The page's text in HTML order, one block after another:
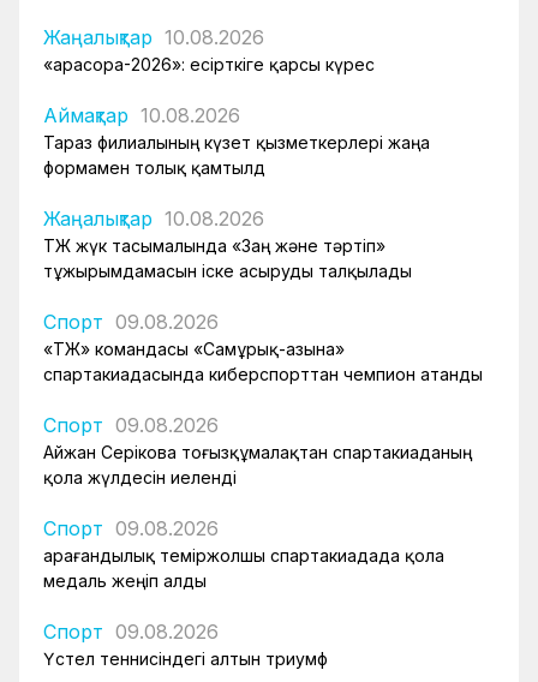
Жаңалықтар 10.08.2026
«Қарасора-2026»: есірткіге қарсы күрес
Аймақтар 10.08.2026
Тараз филиалының күзет қызметкерлері жаңа
формамен толық қамтылд
Жаңалықтар 10.08.2026
ҚТЖ жүк тасымалында «Заң және тәртіп»
тұжырымдамасын іске асыруды талқылады
Спорт 09.08.2026
«ҚТЖ» командасы «Самұрық-Қазына»
спартакиадасында киберспорттан чемпион атанды
Спорт 09.08.2026
Айжан Серікова тоғызқұмалақтан спартакиаданың
қола жүлдесін иеленді
Спорт 09.08.2026
Қарағандылық теміржолшы спартакиадада қола
медаль жеңіп алды
Спорт 09.08.2026
Үстел теннисіндегі алтын триумф